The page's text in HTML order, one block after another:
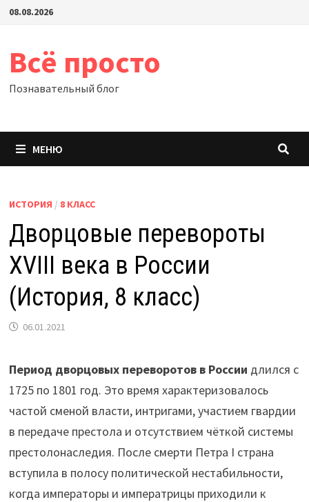
Перейти
08.08.2026
Всё просто
Познавательный блог
МЕНЮ
ИСТОРИЯ / 8 КЛАСС
Дворцовые перевороты
XVIII века в России
(История, 8 класс)
06.01.2021
Период дворцовых переворотов в России длился с
1725 по 1801 год. Это время характеризовалось
частой сменой власти, интригами, участием гвардии
в передаче престола и отсутствием чёткой системы
престолонаследия. После смерти Петра I страна
вступила в полосу политической нестабильности,
когда императоры и императрицы приходили к